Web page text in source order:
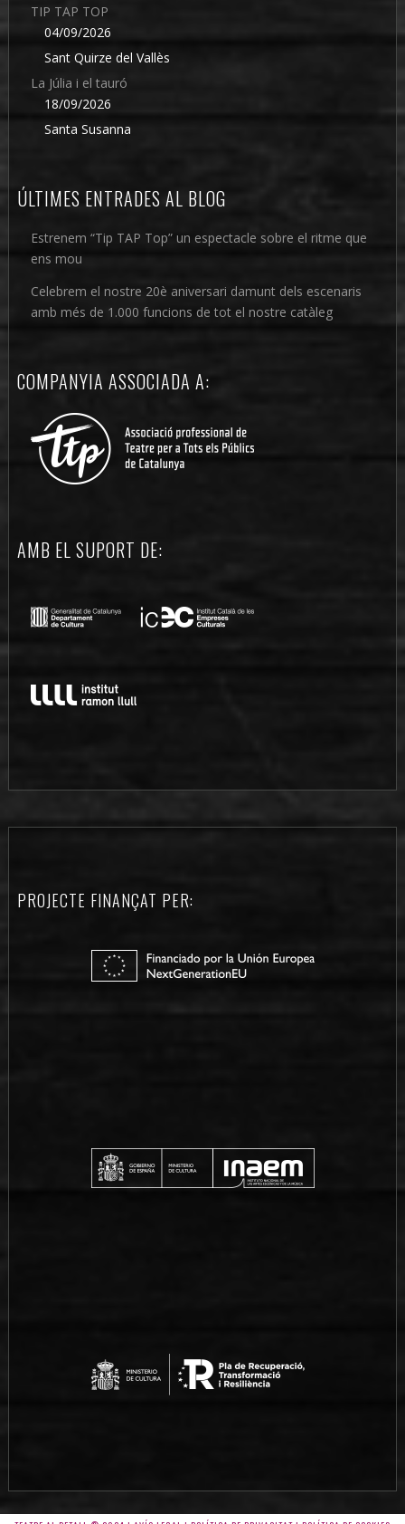
TIP TAP TOP
04/09/2026
Sant Quirze del Vallès
La Júlia i el tauró
18/09/2026
Santa Susanna
ÚLTIMES ENTRADES AL BLOG
Estrenem “Tip TAP Top” un espectacle sobre el ritme que
ens mou
Celebrem el nostre 20è aniversari damunt dels escenaris
amb més de 1.000 funcions de tot el nostre catàleg
COMPANYIA ASSOCIADA A:
AMB EL SUPORT DE:
PROJECTE FINANÇAT PER: